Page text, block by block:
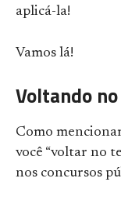
aplicá-la!
Vamos lá!
Voltando
Como
você “voltar no
nos concursos